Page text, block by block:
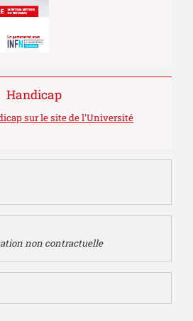
Handicap
sur le site de l'Université
non contractuelle